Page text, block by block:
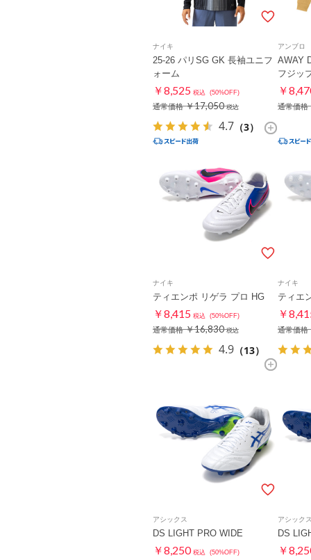
ナイキ
25-26 パリSG GK 長袖ユニフ
ォーム
￥8,525 税込 (50%OFF)
通常価格￥17,050 税込
4.7 （3）
アンブロ
AWAY
フジッ
￥
通常価格
ナイキ
ティエンポ リゲラ プロ HG
￥8,415 税込 (50%OFF)
通常価格￥16,830 税込
4.9 （13）
ナイキ
ティエ
￥
通常価格
アシックス
DS LIGHT PRO WIDE
￥8,250 税込 (50%OFF)
アシック
DS
￥